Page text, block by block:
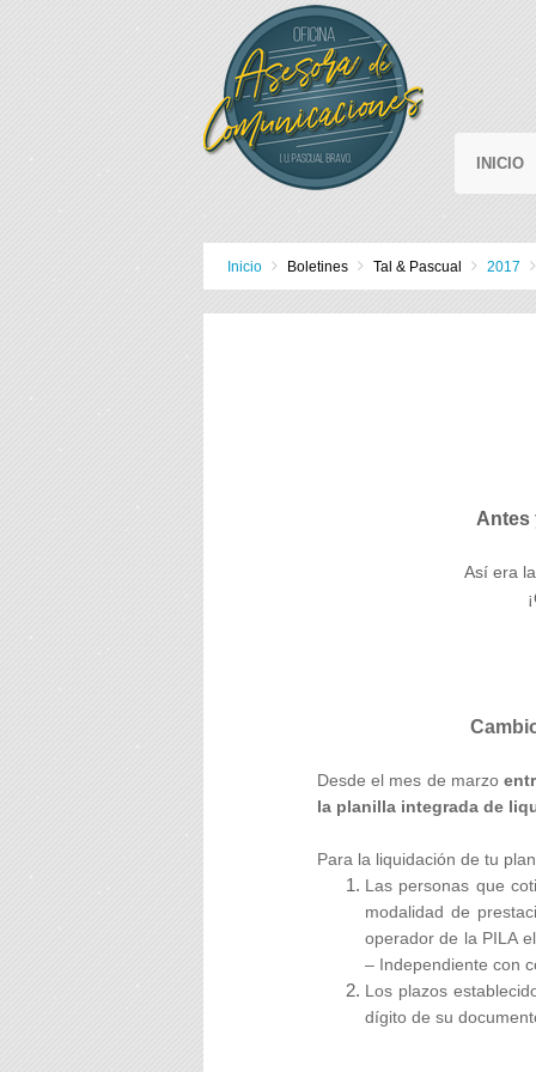
INICIO
Inicio Boletines Tal & Pascual 2017
Antes
Así era la
Desde el mes de marzo
la planilla integrada de
Para la liquidación de tu
Las personas que
modalidad de
operador de la PILA
– Independiente con
Los plazos
dígito de su